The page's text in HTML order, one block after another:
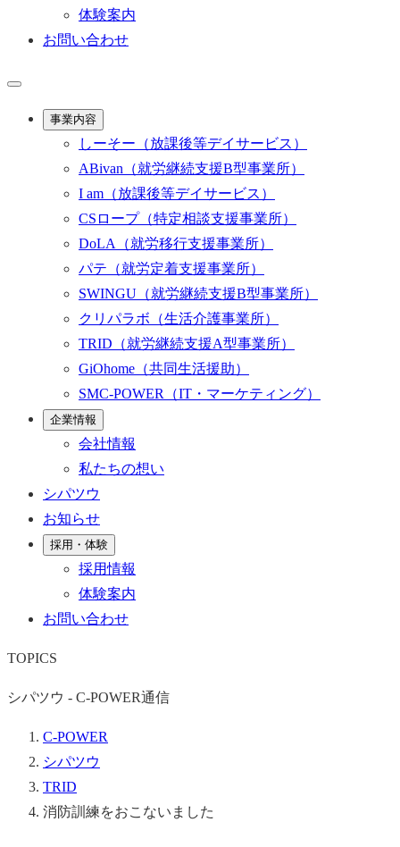
体験案内
お問い合わせ
事業内容
しーそー （放課後等デイサービス）
ABivan （就労継続支援B型事業所）
I am （放課後等デイサービス）
CSロープ（特定相談支援事業所）
DoLA
（就労移行支援事業所）
パテ （就労定着支援事業所）
SWINGU （就労継続支援B型事業所）
クリパラボ （生活介護事業所）
TRID （就労継続支援A型事業所）
GiOhome （共同生活援助）
SMC-POWER
（IT・マーケティング）
企業情報
会社情報
私たちの想い
シパツウ
お知らせ
採用・体験
採用情報
体験案内
お問い合わせ
TOPICS
シパツウ - C-POWER通信
C-POWER
シパツウ
TRID
消防訓練をおこないました